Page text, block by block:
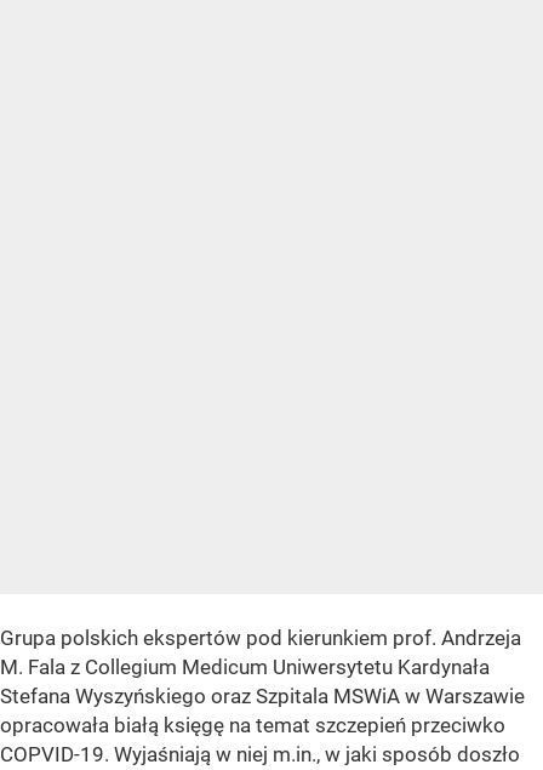
Grupa polskich ekspertów pod kierunkiem prof. Andrzeja
M. Fala z Collegium Medicum Uniwersytetu Kardynała
Stefana Wyszyńskiego oraz Szpitala MSWiA w Warszawie
opracowała białą księgę na temat szczepień przeciwko
COPVID-19. Wyjaśniają w niej m.in., w jaki sposób doszło